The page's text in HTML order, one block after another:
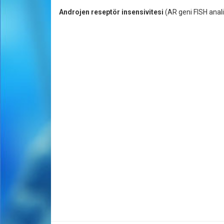
Androjen reseptör insensivitesi (AR geni FISH